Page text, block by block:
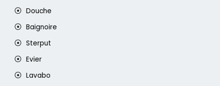
Douche
Baignoire
Sterput
Evier
Lavabo